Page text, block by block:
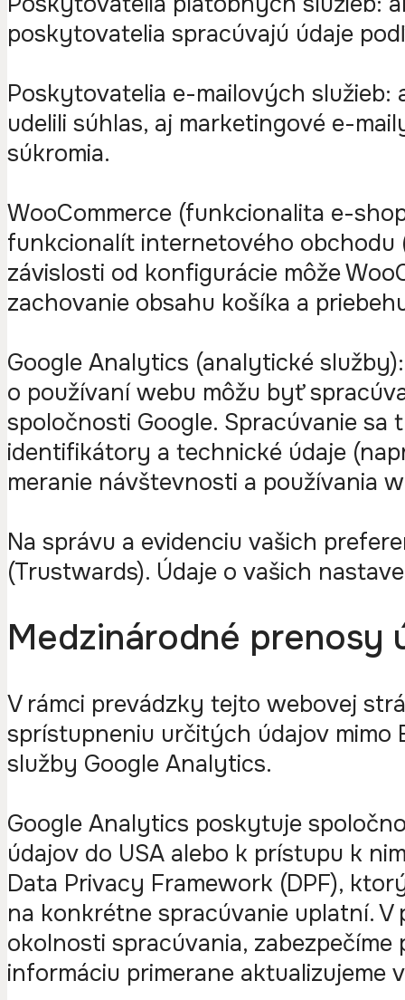
poskytovatelia spracúvajú údaje
Poskytovatelia e-mailových služieb:
udelili súhlas, aj marketingové e-
súkromia.
WooCommerce (funkcionalita e-
funkcionalít internetového obchodu
závislosti od konfigurácie môže
zachovanie obsahu košíka a
Google Analytics (analytické
o používaní webu môžu byť
spoločnosti Google. Spracúvanie
identifikátory a technické údaje
meranie návštevnosti a používania
Na správu a evidenciu vašich
(Trustwards). Údaje o vašich
Medzinárodné prenosy
V rámci prevádzky tejto webovej
sprístupneniu určitých údajov mimo
služby Google Analytics.
Google Analytics poskytuje
údajov do USA alebo k prístupu k
Data Privacy Framework (DPF),
na konkrétne spracúvanie uplatní.
okolnosti spracúvania,
informáciu primerane aktualizujeme